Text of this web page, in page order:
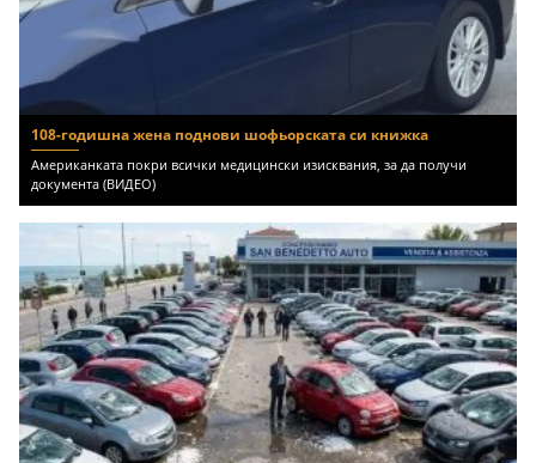
108-годишна жена поднови шофьорската си книжка
Американката покри всички медицински изисквания, за да получи
документа (ВИДЕО)